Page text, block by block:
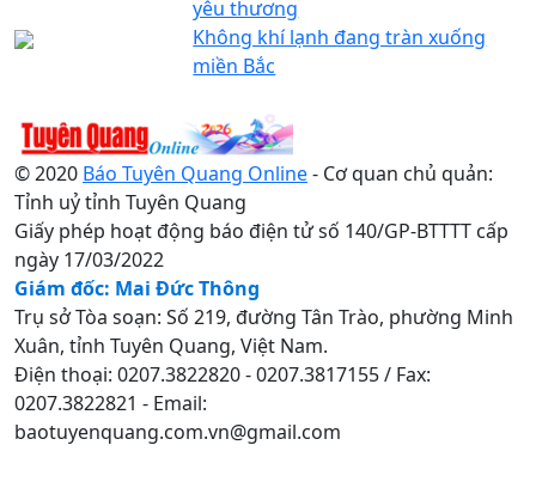
yêu thương
Không khí lạnh đang tràn xuống
miền Bắc
© 2020 Báo Tuyên Quang Online- Cơ quan chủ quản:
Tỉnh uỷ tỉnh Tuyên Quang
Giấy phép hoạt động báo điện tử số 140/GP-BTTTT cấp
ngày 17/03/2022
Giám đốc: Mai Đức Thông
Trụ sở Tòa soạn: Số 219, đường Tân Trào, phường Minh
Xuân, tỉnh Tuyên Quang, Việt Nam.
Điện thoại: 0207.3822820 - 0207.3817155 / Fax:
0207.3822821 - Email:
baotuyenquang.com.vn@gmail.com